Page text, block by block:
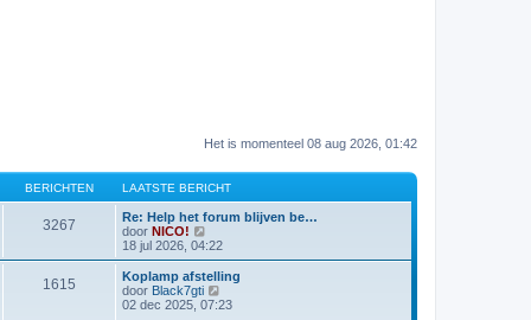
Het is momenteel 08 aug 2026, 01:42
BERICHTEN LAATSTE BERICHT
3267
Re: Help het forum blijven be…
door NICO!
e
k
i
j
k
18 jul 2026, 04:22
1615
Koplamp afstelling
door Black7gti
e
02 dec 2025, 07:23